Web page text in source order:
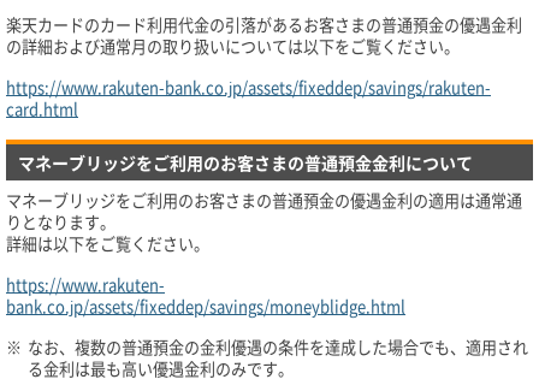
楽天カードのカード利用代金の引落があるお客さまの普通預金の優遇金利
の詳細および通常月の取り扱いについては以下をご覧ください。
https://www.rakuten-bank.co.jp/assets/fixeddep/savings/rakuten-
card.html
マネーブリッジをご利用のお客さまの普通預金金利について
マネーブリッジをご利用のお客さまの普通預金の優遇金利の適用は通常通
りとなります。
詳細は以下をご覧ください。
https://www.rakuten-
bank.co.jp/assets/fixeddep/savings/moneyblidge.html
※ なお、複数の普通預金の金利優遇の条件を達成した場合でも、適用され
る金利は最も高い優遇金利のみです。